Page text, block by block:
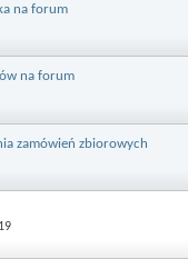
na forum
na forum
zamówień zbiorowych